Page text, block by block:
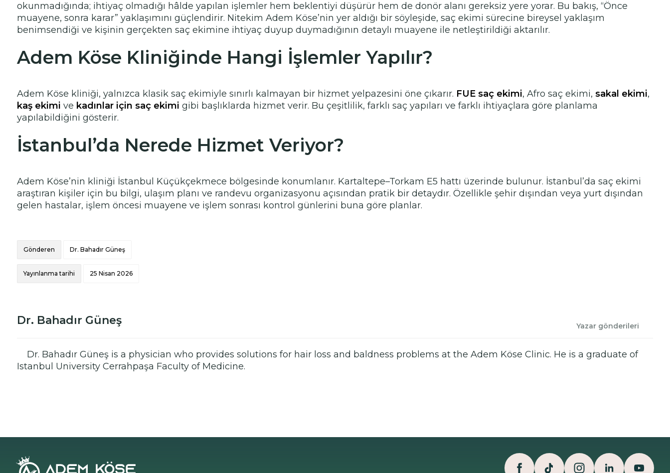
okunmadığında; ihtiyaç olmadığı hâlde yapılan işlemler hem beklentiyi düşürür hem de donör alanı gereksiz yere yorar. Bu bakış, “Önce
muayene, sonra karar” yaklaşımını güçlendirir. Nitekim Adem Köse’nin yer aldığı bir söyleşide, saç ekimi sürecine bireysel yaklaşım
benimsendiği ve kişinin gerçekten saç ekimine ihtiyaç duyup duymadığının detaylı muayene ile netleştirildiği aktarılır.
Adem Köse Kliniğinde Hangi İşlemler Yapılır?
Adem Köse kliniği, yalnızca klasik saç ekimiyle sınırlı kalmayan bir hizmet yelpazesini öne çıkarır. FUE saç ekimi, Afro saç ekimi, sakal ekimi,
kaş ekimi ve kadınlar için saç ekimi gibi başlıklarda hizmet verir. Bu çeşitlilik, farklı saç yapıları ve farklı ihtiyaçlara göre planlama
yapılabildiğini gösterir.
İstanbul’da Nerede Hizmet Veriyor?
Adem Köse’nin kliniği İstanbul Küçükçekmece bölgesinde konumlanır. Kartaltepe–Torkam E5 hattı üzerinde bulunur. İstanbul’da saç ekimi
araştıran kişiler için bu bilgi, ulaşım planı ve randevu organizasyonu açısından pratik bir detaydır. Özellikle şehir dışından veya yurt dışından
gelen hastalar, işlem öncesi muayene ve işlem sonrası kontrol günlerini buna göre planlar.
Gönderen Dr. Bahadır Güneş
Yayınlanma tarihi 25 Nisan 2026
Dr. Bahadır Güneş Yazar gönderileri
Dr. Bahadır Güneş is a physician who provides solutions for hair loss and baldness problems at the Adem Köse Clinic. He is a graduate of
Istanbul University Cerrahpaşa Faculty of Medicine.